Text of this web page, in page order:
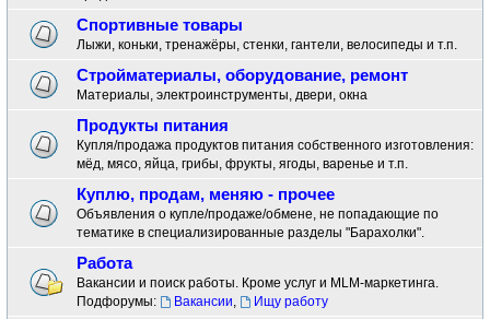
Спортивные товары
Лыжи, коньки, тренажёры, стенки, гантели, велосипеды и т.п.
Стройматериалы, оборудование, ремонт
Материалы, электроинструменты, двери, окна
Продукты питания
Купля/продажа продуктов питания собственного изготовления:
мёд, мясо, яйца, грибы, фрукты, ягоды, варенье и т.п.
Куплю, продам, меняю - прочее
Объявления о купле/продаже/обмене, не попадающие по
тематике в специализированные разделы "Барахолки".
Работа
Вакансии и поиск работы. Кроме услуг и MLM-маркетинга.
Подфорумы:
Вакансии, Ищу работу